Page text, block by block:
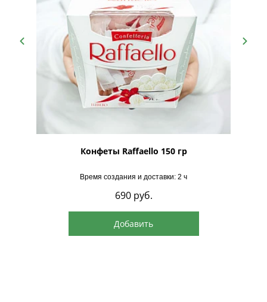
Конфеты Raffaello 150 гр
Время создания и доставки: 2 ч
690 руб.
Добавить